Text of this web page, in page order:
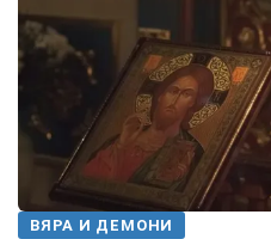
ВЯРА И ДЕМОНИ